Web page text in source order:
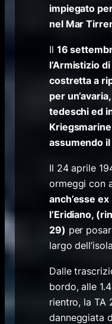
impiegato
nel Mar
Il 16
l’Armistizio
costretta a
per
tedeschi ed
Kriegsmarine
assumendo
Il 24 aprile
ormeggi con
anch’esse
l’Eridiano,
29) per
largo
Dalle
bordo, alle
rientro, la TA
danneggiata